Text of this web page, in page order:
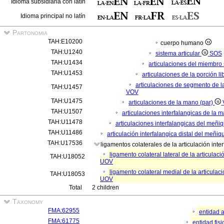
Idioma subsidiaria con latín
Idioma principal no latín
Partonomia
TAH:E10200
cuerpo humano
TAH:U1240
sistema articular
SOS
TAH:U1434
articulaciones del
TAH:U1453
articulaciones de la porción
TAH:U1457
articulaciones de segmento de
VOV
TAH:U1475
articulaciones de la mano (par)
TAH:U1507
articulaciones interfalangicas de la
TAH:U11478
articulaciones interfalangicas del
TAH:U11486
articulación interfalangica distal del
TAH:U17536
ligamentos colaterales de la articulación
TAH:U18052
ligamento colateral lateral de la
UOV
TAH:U18053
ligamento colateral medial de la
UOV
Total
2 children
Taxonomy
FMA:62955
entidad
FMA:61775
entidad